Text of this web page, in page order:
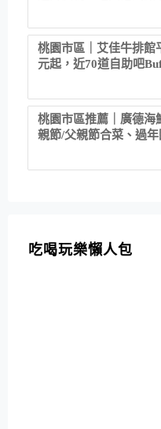
桃園市區｜艾佳牛排館
元起，近70道自助吧
桃園市區推薦｜廣德海
親節/父親節合菜、過年
吃喝玩樂懶人包